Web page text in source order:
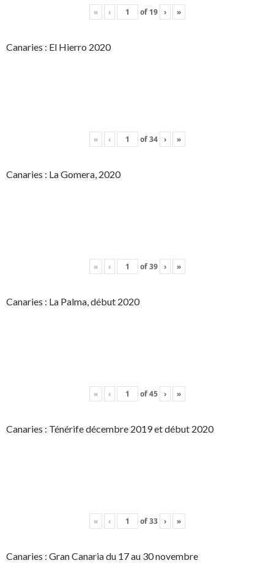
« ‹ of 19 › »
Canaries : El Hierro 2020
« ‹ of34 › »
Canaries : La Gomera, 2020
« ‹ of39 › »
Canaries : La Palma, début 2020
« ‹ of45 › »
Canaries : Ténérife décembre 2019 et début 2020
« ‹ of33 › »
Canaries : Gran Canaria du 17 au 30 novembre